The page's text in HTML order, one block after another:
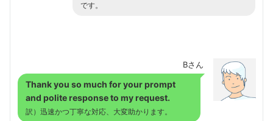
です。
Bさん
Thank you so much for your prompt
and polite response to my request.
訳）迅速かつ丁寧な対応、大変助かります。